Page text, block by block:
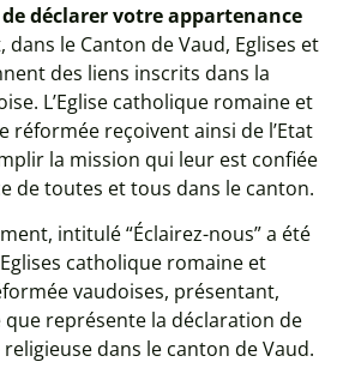
déclarer votre appartenance
dans le Canton de Vaud, Eglises et
des liens inscrits dans la
L’Eglise catholique romaine et
réformée reçoivent ainsi de l’Etat
la mission qui leur est confiée
de toutes et tous dans le canton.
intitulé “Éclairez-nous” a été
catholique romaine et
vaudoises, présentant,
représente la déclaration de
dans le canton de Vaud.